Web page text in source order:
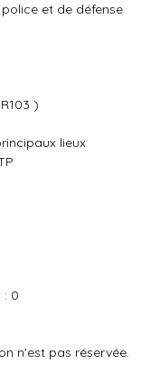
et de défense
)
lieux
: 0
n'est pas réservée.